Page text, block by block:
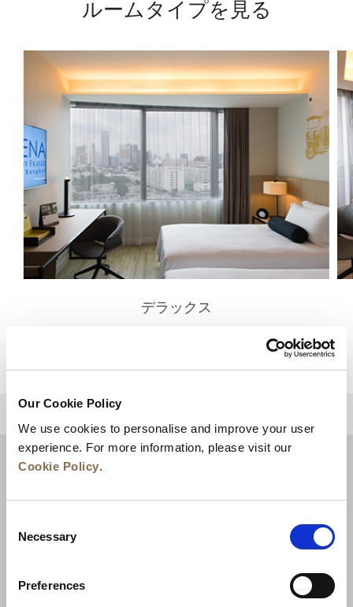
Our Cookie Policy
We use cookies to personalise and improve your user
experience. For more information, please visit our
Cookie Policy.
Selection
Necessary
Preferences
ルームタイプを見る
デラックス